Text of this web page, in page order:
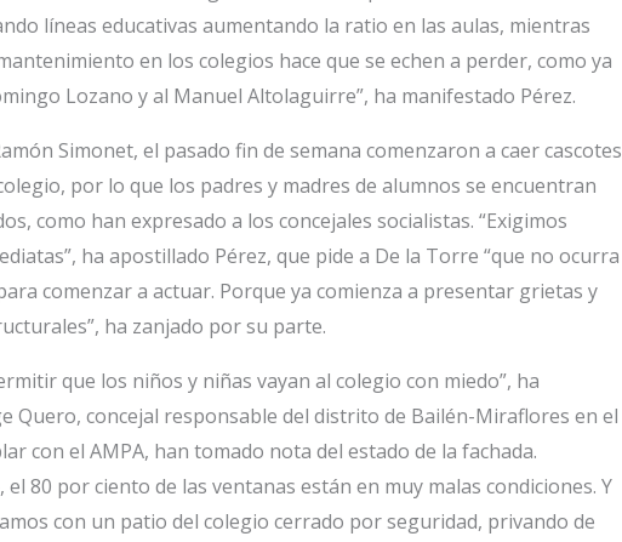
líneas educativas aumentando la ratio en las aulas, mientras
en los colegios hace que se echen a perder, como ya
Lozano y al Manuel Altolaguirre”, ha manifestado Pérez.
Simonet, el pasado fin de semana comenzaron a caer cascotes
por lo que los padres y madres de alumnos se encuentran
como han expresado a los concejales socialistas. “Exigimos
ha apostillado Pérez, que pide a De la Torre “que no ocurra
comenzar a actuar. Porque ya comienza a presentar grietas y
ha zanjado por su parte.
que los niños y niñas vayan al colegio con miedo”, ha
Quero, concejal responsable del distrito de Bailén-Miraflores en el
con el AMPA, han tomado nota del estado de la fachada.
el 80 por ciento de las ventanas están en muy malas condiciones. Y
con un patio del colegio cerrado por seguridad, privando de